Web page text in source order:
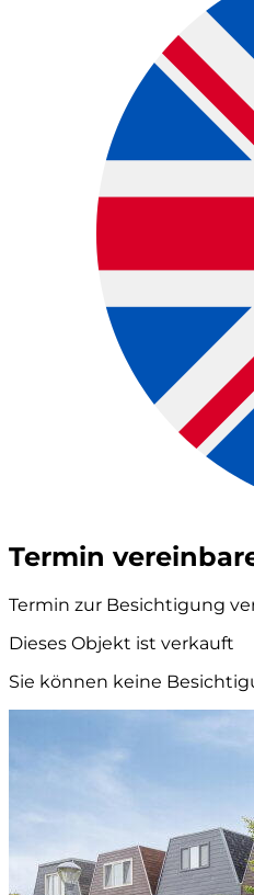
Termin
Termin zur Besichtigung
Dieses Objekt ist verkauft
Sie können keine